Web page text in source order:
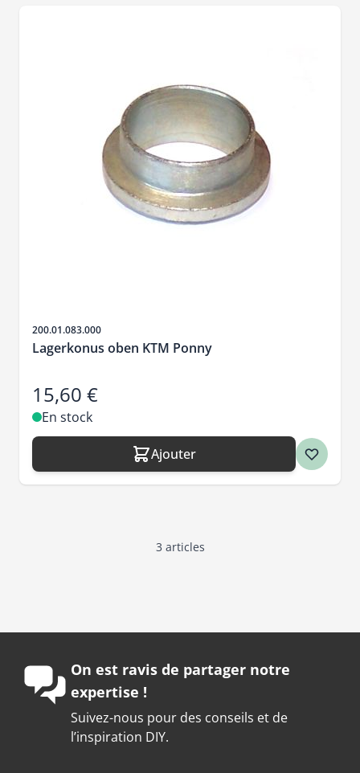
SKU
200.01.083.000
Lagerkonus oben KTM Ponny
15,60 €
En stock
Ajouter
3 articles
On est ravis de partager notre
expertise !
Suivez-nous pour des conseils et de
l’inspiration DIY.